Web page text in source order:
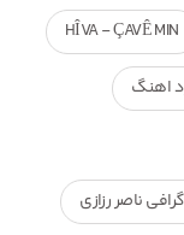
HÎVA - ÇAVÊ MIN
ناصر رزازی